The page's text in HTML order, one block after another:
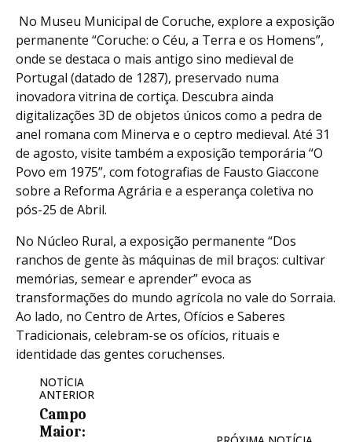
No Museu Municipal de Coruche, explore a exposição
permanente “Coruche: o Céu, a Terra e os Homens”,
onde se destaca o mais antigo sino medieval de
Portugal (datado de 1287), preservado numa
inovadora vitrina de cortiça. Descubra ainda
digitalizações 3D de objetos únicos como a pedra de
anel romana com Minerva e o ceptro medieval. Até 31
de agosto, visite também a exposição temporária “O
Povo em 1975”, com fotografias de Fausto Giaccone
sobre a Reforma Agrária e a esperança coletiva no
pós-25 de Abril.
No Núcleo Rural, a exposição permanente “Dos
ranchos de gente às máquinas de mil braços: cultivar
memórias, semear e aprender” evoca as
transformações do mundo agrícola no vale do Sorraia.
Ao lado, no Centro de Artes, Ofícios e Saberes
Tradicionais, celebram-se os ofícios, rituais e
identidade das gentes coruchenses.
NOTÍCIA
ANTERIOR
Campo
Maior: